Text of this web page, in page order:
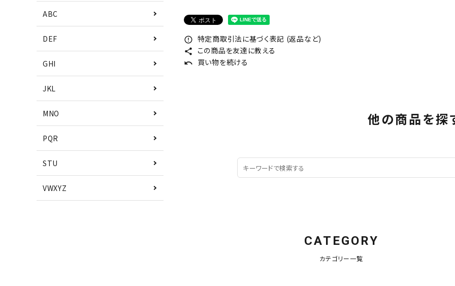
error_outline 特定商取引法に基づく表記 (返品など)
share この商品を友達に教える
undo 買い物を続ける
他の商品を探
ABC
DEF
GHI
JKL
MNO
PQR
STU
VWXYZ
CATEGORY
カテゴリー一覧